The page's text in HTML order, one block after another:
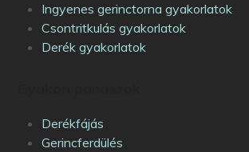
Ingyenes gerinctorna gyakorlatok
Csontritkulás gyakorlatok
Derék gyakorlatok
Derékfájás
Gerincferdülés